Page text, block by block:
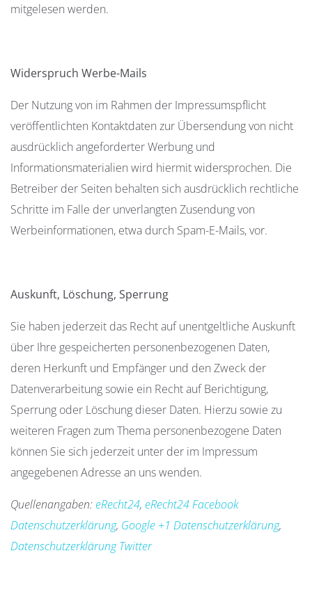
mitgelesen werden.
Widerspruch Werbe-Mails
Der Nutzung von im Rahmen der Impressumspflicht
veröffentlichten Kontaktdaten zur Übersendung von nicht
ausdrücklich angeforderter Werbung und
Informationsmaterialien wird hiermit widersprochen. Die
Betreiber der Seiten behalten sich ausdrücklich rechtliche
Schritte im Falle der unverlangten Zusendung von
Werbeinformationen, etwa durch Spam-E-Mails, vor.
Auskunft, Löschung, Sperrung
Sie haben jederzeit das Recht auf unentgeltliche Auskunft
über Ihre gespeicherten personenbezogenen Daten,
deren Herkunft und Empfänger und den Zweck der
Datenverarbeitung sowie ein Recht auf Berichtigung,
Sperrung oder Löschung dieser Daten. Hierzu sowie zu
weiteren Fragen zum Thema personenbezogene Daten
können Sie sich jederzeit unter der im Impressum
angegebenen Adresse an uns wenden.
Quellenangaben: eRecht24, eRecht24 Facebook
Datenschutzerklärung, Google +1 Datenschutzerklärung,
Datenschutzerklärung Twitter